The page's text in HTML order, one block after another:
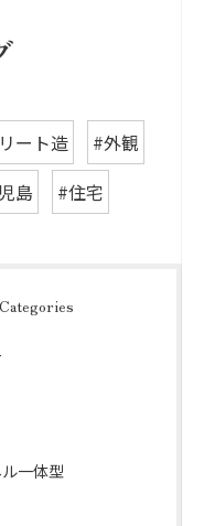
ート造
#外観
島 #住宅
Categories
一体型